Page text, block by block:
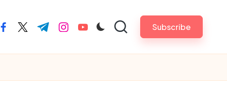
facebook.com
twitter.com
t.me instagram.com
youtube.com Subscribe